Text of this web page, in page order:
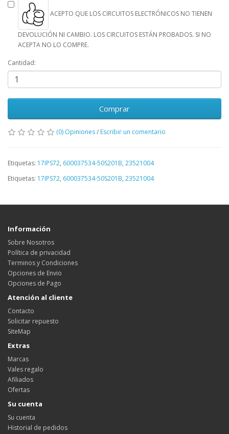
ACEPTO QUE LOS CIRCUITOS ELECTRÓNICOS NO TIENEN
DEVOLUCIÓN NI CAMBIO. LOS CIRCUITOS ESTÁN PROBADOS. SI NO
ACEPTA NO LO COMPRE.
Cantidad:
Comprar
(0) Opiniones/ Escribir un comentario
Etiquetas: 17IPS72, 600037534-50S201B, 23521004
Etiquetas: 17IPS72, 600037534-50S201B, 23521004
Información
Sobre Nosotros
Política de privacidad
Terminos y Condiciones
Opciones de Envio
Opciones de Pago
Atención al cliente
Contacto
Solicitar repuesto
SiteMap
Extras
Marcas
Vales regalo
Afiliados
Ofertas
Su cuenta
Su cuenta
Historial de pedidos